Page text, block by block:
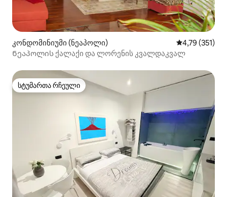
კონდომინიუმი (ნეაპოლი) საშუალო
4,79 (351)
Ნეაპოლის ქალაქი და ლორენის კვალდაკვალ
სტუმართა რჩეული
სტუმართა რჩეული